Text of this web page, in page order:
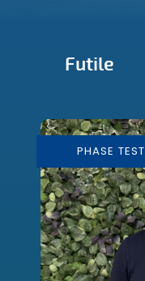
Futile
durable
En savoir plus
PHASE TEST